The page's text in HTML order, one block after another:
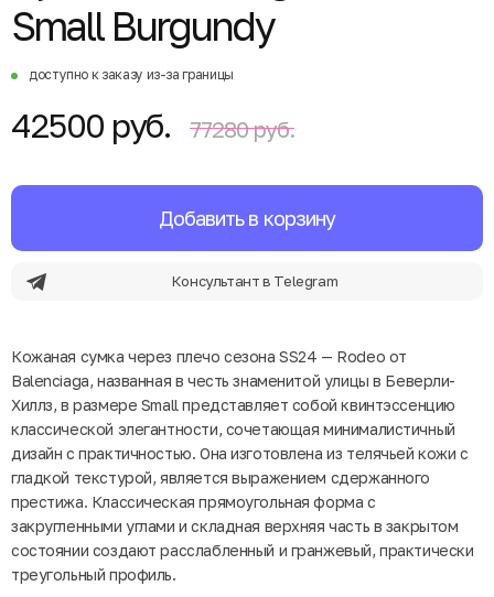
Small Burgundy
доступно к заказу из-за границы
42500 руб. 77280 руб.
Добавить в корзину
Консультант в Telegram
Кожаная сумка через плечо сезона SS24 — Rodeo от
Balenciaga, названная в честь знаменитой улицы в Беверли-
Хиллз, в размере Small представляет собой квинтэссенцию
классической элегантности, сочетающая минималистичный
дизайн с практичностью. Она изготовлена из телячьей кожи с
гладкой текстурой, является выражением сдержанного
престижа. Классическая прямоугольная форма с
закругленными углами и складная верхняя часть в закрытом
состоянии создают расслабленный и гранжевый, практически
треугольный профиль.